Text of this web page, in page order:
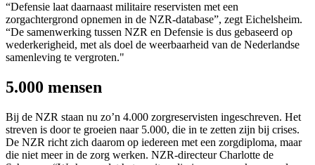
“Defensie laat daarnaast militaire reservisten met een
zorgachtergrond opnemen in de NZR-database”, zegt Eichelsheim.
“De samenwerking tussen NZR en Defensie is dus gebaseerd op
wederkerigheid, met als doel de weerbaarheid van de Nederlandse
samenleving te vergroten."
5.000 mensen
Bij de NZR staan nu zo’n 4.000 zorgreservisten ingeschreven. Het
streven is door te groeien naar 5.000, die in te zetten zijn bij crises.
De NZR richt zich daarom op iedereen met een zorgdiploma, maar
die niet meer in de zorg werken. NZR-directeur Charlotte de